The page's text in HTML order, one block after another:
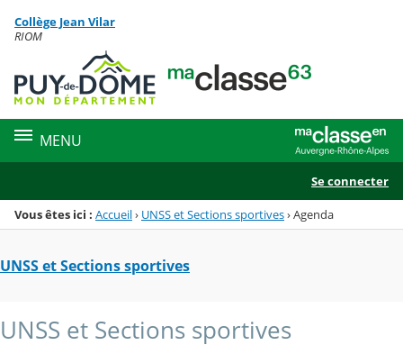
Menu de la rubrique
Contenu
Collège Jean Vilar
RIOM
MENU
Se connecter
Vous êtes ici : Accueil› UNSS et Sections sportives›Agenda
UNSS et Sections sportives
UNSS et Sections sportives